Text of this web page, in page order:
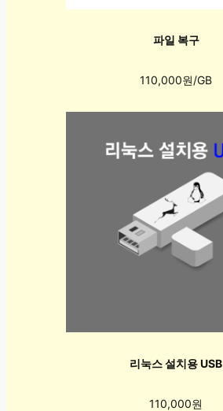
파일 복구
110,000원/GB
리눅스 설치용 USB
110,000원